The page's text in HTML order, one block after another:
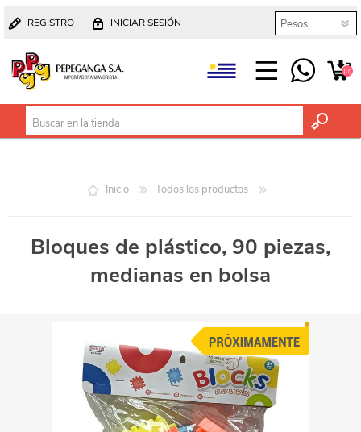
REGISTRO INICIAR SESIÓN
(0)
Inicio Todos los productos
Bloques de plástico, 90 piezas,
medianas en bolsa